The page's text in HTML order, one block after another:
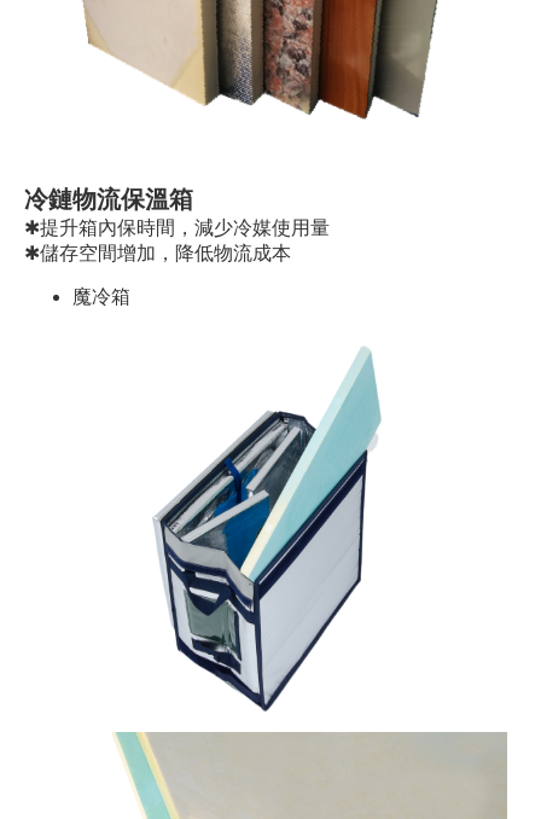
冷鏈物流保溫箱
✱提升箱內保時間，減少冷媒使用量
✱儲存空間增加，降低物流成本
魔冷箱